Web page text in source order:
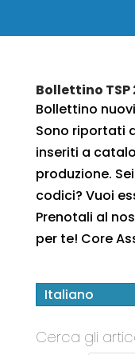
Bollettino
Bollettino
Sono riportati
inseriti a
produzione.
codici? Vuoi
Prenotali al
per te! Core
Italiano
Cerca gli